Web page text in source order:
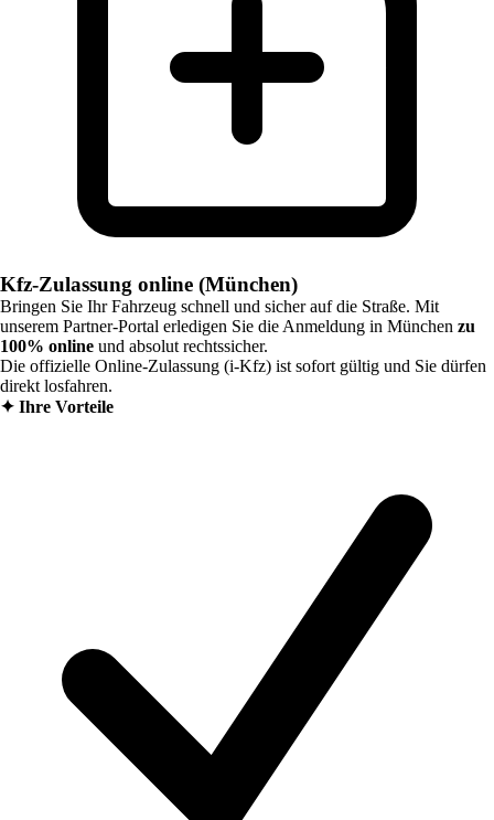
Kfz-Zulassung online (München)
Bringen Sie Ihr Fahrzeug schnell und sicher auf die Straße. Mit
unserem Partner-Portal erledigen Sie die Anmeldung in München zu
100% online und absolut rechtssicher.
Die offizielle Online-Zulassung (i-Kfz) ist sofort gültig und Sie dürfen
direkt losfahren.
✦ Ihre Vorteile